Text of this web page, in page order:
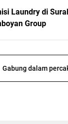
Laundry di
Group
Gabung dalam